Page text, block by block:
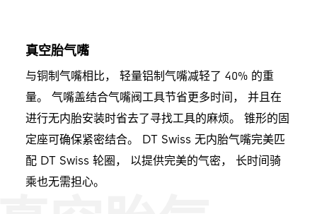
真空胎气嘴
与铜制气嘴相比， 轻量铝制气嘴减轻了 40% 的重
量。 气嘴盖结合气嘴阀工具节省更多时间， 并且在
进行无内胎安装时省去了寻找工具的麻烦。 锥形的固
定座可确保紧密结合。 DT Swiss 无内胎气嘴完美匹
配 DT Swiss 轮圈， 以提供完美的气密， 长时间骑
乘也无需担心。